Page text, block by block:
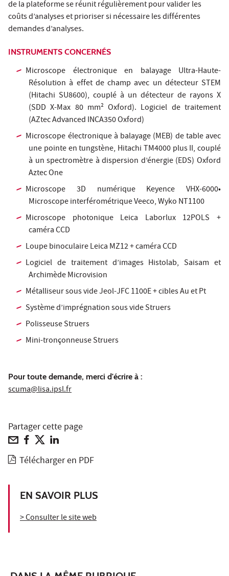
de la plateforme se réunit régulièrement pour valider les
coûts d’analyses et prioriser si nécessaire les différentes
demandes d’analyses.
INSTRUMENTS CONCERNÉS
Microscope électronique en balayage Ultra-Haute-
Résolution à effet de champ avec un détecteur STEM
(Hitachi SU8600), couplé à un détecteur de rayons X
(SDD X-Max 80 mm² Oxford). Logiciel de traitement
(AZtec Advanced INCA350 Oxford)
Microscope électronique à balayage (MEB) de table avec
une pointe en tungstène, Hitachi TM4000 plus II, couplé
à un spectromètre à dispersion d’énergie (EDS) Oxford
Aztec One
Microscope 3D numérique Keyence VHX-6000•
Microscope interférométrique Veeco, Wyko NT1100
Microscope photonique Leica Laborlux 12POLS +
caméra CCD
Loupe binoculaire Leica MZ12 + caméra CCD
Logiciel de traitement d’images Histolab, Saisam et
Archimède Microvision
Métalliseur sous vide Jeol-JFC 1100E + cibles Au et Pt
Système d’imprégnation sous vide Struers
Polisseuse Struers
Mini-tronçonneuse Struers
Pour toute demande, merci d'écrire à :
scuma@lisa.ipsl.fr
Partager cette page
Télécharger en PDF
EN SAVOIR PLUS
> Consulter le site web